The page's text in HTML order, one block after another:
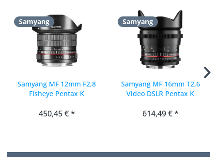
Samyang
Samyang MF 12mm F2,8
Fisheye Pentax K
450,45 € *
Samyang
Samyang MF 16mm T2,6
Video DSLR Pentax K
614,49 € *